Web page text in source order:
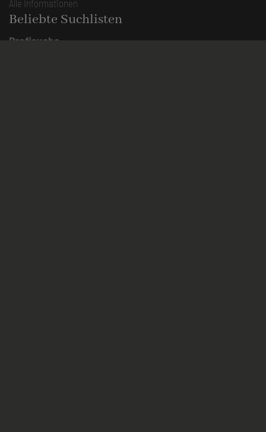
Alle Informationen
Beliebte Suchlisten
Profisuche